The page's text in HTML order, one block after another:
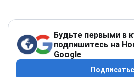
Будьте первыми в
подпишитесь на
Google